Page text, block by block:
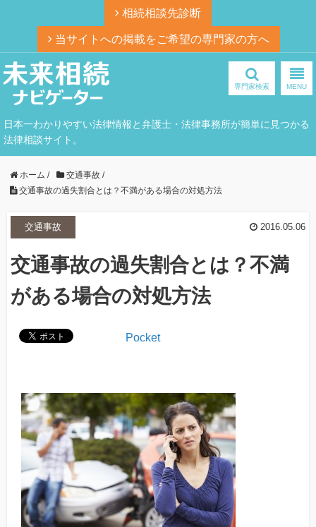
相続相談先診断
当サイトへの掲載をご希望の専門家の方へ
日本一わかりやすい法律情報と弁護士・法律事務所が簡単に見つかる
法律相談サイト。
専門家検索 MENU
ホーム / 交通事故 /
交通事故の過失割合とは？不満がある場合の対処方法
交通事故 2016.05.06
交通事故の過失割合とは？不満
がある場合の対処方法
Pocket